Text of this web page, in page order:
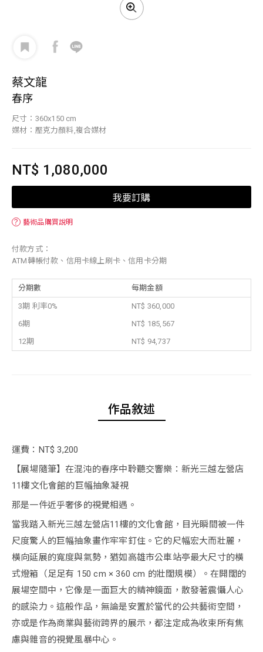
蔡文龍
春序
尺寸：360x150 cm
媒材：壓克力顏料,複合媒材
NT$ 1,080,000
我要訂購
？ 藝術品購買說明
付款方式：
ATM轉帳付款、信用卡線上刷卡、信用卡分期
分期數 每期金額
3期 利率0%
NT$ 360,000
6期
NT$ 185,567
12期
NT$ 94,737
作品敘述
運費：NT$ 3,200
【展場隨筆】在混沌的春序中聆聽交響樂：新光三越左營店
11樓文化會館的巨幅抽象凝視
那是一件近乎奢侈的視覺相遇。
當我踏入新光三越左營店11樓的文化會館，目光瞬間被一件
尺度驚人的巨幅抽象畫作牢牢釘住。它的尺幅宏大而壯麗，
橫向延展的寬度與氣勢，猶如高雄市公車站亭最大尺寸的橫
式燈箱（足足有 150 cm × 360 cm 的壯闊規模）。在開闊的
展場空間中，它像是一面巨大的精神鏡面，散發著震懾人心
的感染力。這般作品，無論是安置於當代的公共藝術空間，
亦或是作為商業與藝術跨界的展示，都注定成為收束所有焦
慮與雜音的視覺風暴中心。